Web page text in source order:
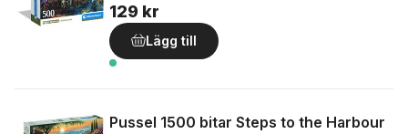
129 kr
Lägg till
Pussel 1500 bitar Steps to the Harbour